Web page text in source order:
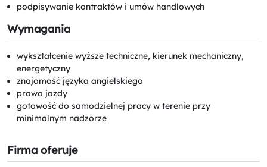
podpisywanie kontraktów i umów handlowych
Wymagania
wykształcenie wyższe techniczne, kierunek mechaniczny,
energetyczny
znajomość języka angielskiego
prawo jazdy
gotowość do samodzielnej pracy w terenie przy
minimalnym nadzorze
Firma oferuje